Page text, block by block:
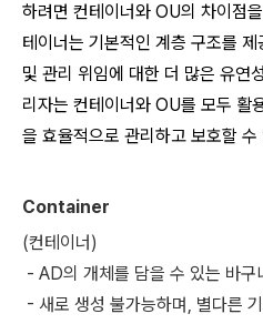
하려면 컨테이너와 OU의 차이점
테이너는 기본적인 계층 구조를
및 관리 위임에 대한 더 많은 유연
리자는 컨테이너와 OU를 모두
을 효율적으로 관리하고 보호할 수
Container
(컨테이너)
- AD의 개체를 담을 수 있는 바구
- 새로 생성 불가능하며, 별다른